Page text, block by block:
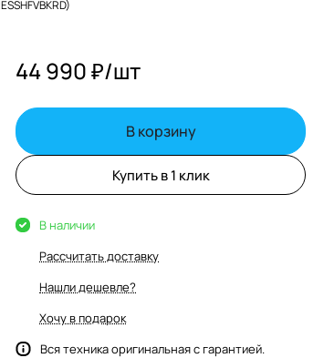
44 990 ₽/шт
В корзину
Купить в 1 клик
В наличии
Рассчитать доставку
Нашли дешевле?
Хочу в подарок
Вся техника оригинальная с гарантией.